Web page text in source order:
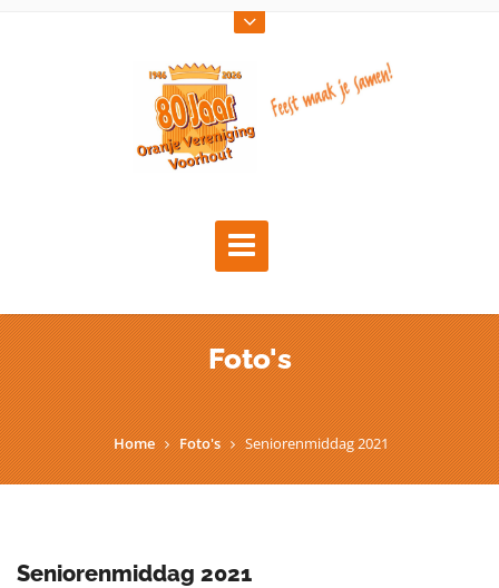
Foto's
Home Foto's Seniorenmiddag 2021
Seniorenmiddag 2021